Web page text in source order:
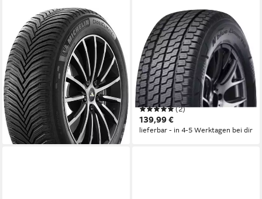
MICHELIN
Michelin Ganzjahresreifen
MICHELIN
Kraftstoffeffizienz
Produktdatenblatt
Nasshaftung
Produktdatenblatt
ab 289,99 € UVP304,99 €
-5%
lieferbar - in 4-5 Werktagen bei dir
NEXEN
Ganzjahresreifen N`BLUE
4SEASON, in verschiedenen
Ausführungen erhältlich
Kraftstoffeffizienz
Produktdatenblatt
Nasshaftung
Produktdatenblatt
(2)
139,99 €
lieferbar - in 4-5 Werktagen bei dir